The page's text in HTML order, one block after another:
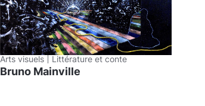
Arts visuels Littérature et conte
Bruno Mainville